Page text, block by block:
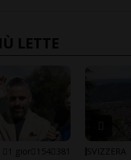
LETTE
1 gior 154 381 SVIZZERA